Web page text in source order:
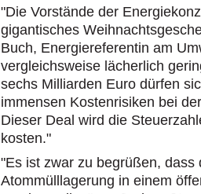
"Die Vorstände der
gigantisches
Buch, Energiereferentin am
vergleichsweise lächerlich
sechs Milliarden Euro dürfen
immensen Kostenrisiken bei
Dieser Deal wird die
kosten."
"Es ist zwar zu begrüßen,
Atommülllagerung in einem